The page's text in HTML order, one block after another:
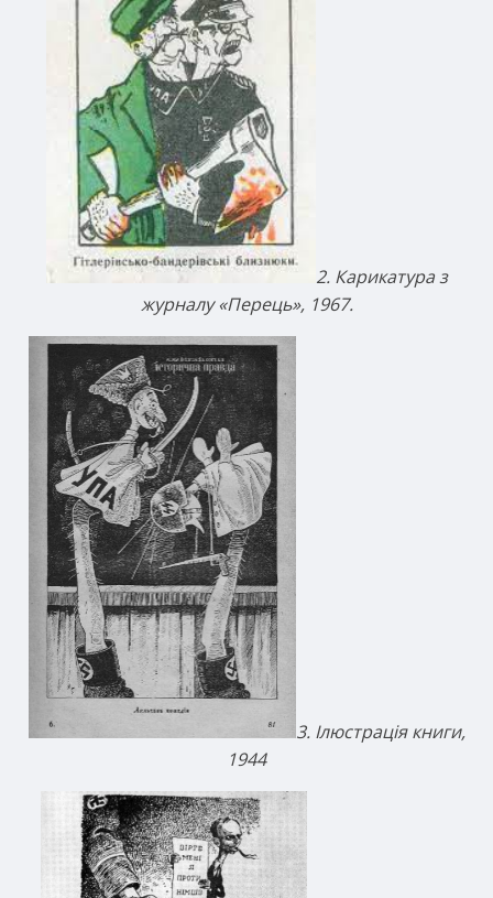
2. Карикатура з
журналу «Перець», 1967.
3. Ілюстрація книги,
1944